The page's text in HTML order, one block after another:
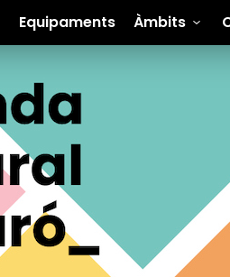
Equipaments Àmbits